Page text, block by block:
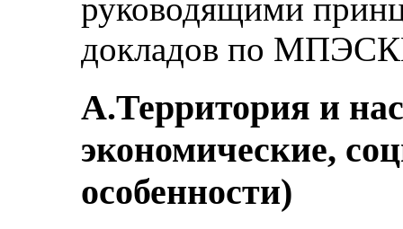
руководящими
докладов по
A.Территория и
экономические,
особенности)